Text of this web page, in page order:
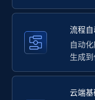
Amazon products
Title, Seller name,
price, Currency,
流程
自动
生成到
云端